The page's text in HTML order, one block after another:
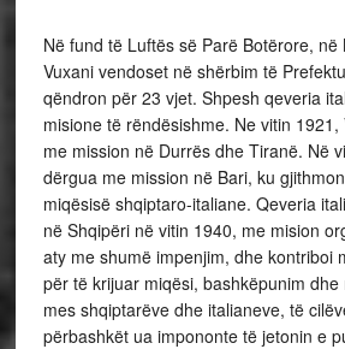
Në fund të Luftës së Parë Botërore, në
Vuxani vendoset në shërbim të
qëndron për 23 vjet. Shpesh qeveria
misione të rëndësishme. Ne vitin 1921,
me mission në Durrës dhe Tiranë. Në
dërgua me mission në Bari, ku
miqësisë shqiptaro-italiane. Qeveria
në Shqipëri në vitin 1940, me mision
aty me shumë impenjim, dhe kontriboi
për të krijuar miqësi, bashkëpunim
mes shqiptarëve dhe italianeve, të
përbashkët ua impononte të jetonin e